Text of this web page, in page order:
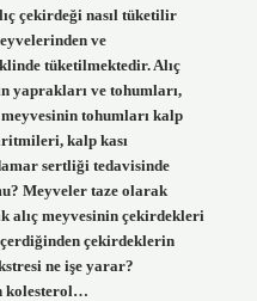
çekirdeği nasıl tüketilir
ve
tüketilmektedir. Alıç
yaprakları ve tohumları,
tohumları kalp
kalp kası
sertliği tedavisinde
Meyveler taze olarak
alıç meyvesinin çekirdekleri
çekirdeklerin
ne işe yarar?
kolesterol…